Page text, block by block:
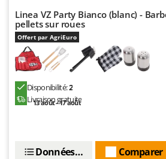
Nilfisk
Ninja
Novatec
NuAir
Officine Savioli
Linea VZ Party Bianco (blanc) -
pellets sur roues
Offert par AgriEuro
Disponibilité:2
Livraison gratuite
13 août - 17 août
Comparer
Données techniques